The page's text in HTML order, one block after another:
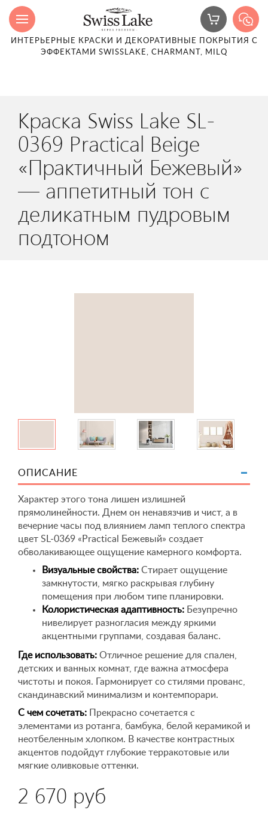
ИНТЕРЬЕРНЫЕ КРАСКИ И ДЕКОРАТИВНЫЕ ПОКРЫТИЯ С
ЭФФЕКТАМИ SWISSLAKE, CHARMANT, MILQ
Краска Swiss Lake SL-
0369 Practical Beige
«Практичный Бежевый»
— аппетитный тон с
деликатным пудровым
подтоном
ОПИСАНИЕ
Характер этого тона лишен излишней
прямолинейности. Днем он ненавязчив и чист, а в
вечерние часы под влиянием ламп теплого спектра
цвет SL-0369 «Practical Бежевый» создает
обволакивающее ощущение камерного комфорта.
Визуальные свойства: Стирает ощущение
замкнутости, мягко раскрывая глубину
помещения при любом типе планировки.
Колористическая адаптивность: Безупречно
нивелирует разногласия между яркими
акцентными группами, создавая баланс.
Где использовать: Отличное решение для спален,
детских и ванных комнат, где важна атмосфера
чистоты и покоя. Гармонирует со стилями прованс,
скандинавский минимализм и контемпорари.
С чем сочетать: Прекрасно сочетается с
элементами из ротанга, бамбука, белой керамикой и
неотбеленным хлопком. В качестве контрастных
акцентов подойдут глубокие терракотовые или
мягкие оливковые оттенки.
2 670 руб